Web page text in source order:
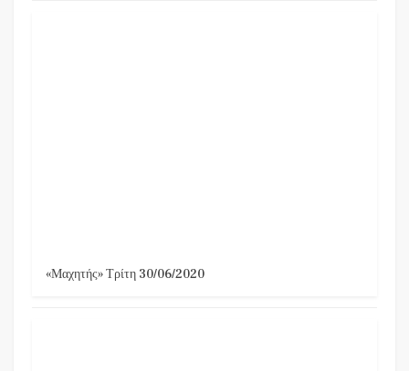
«Μαχητής» Τρίτη 30/06/2020